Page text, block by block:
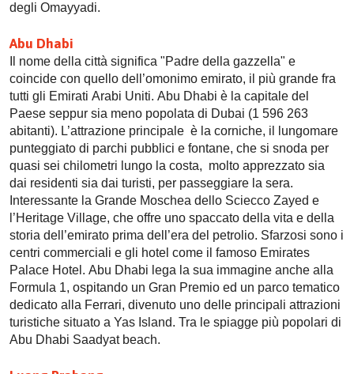
degli Omayyadi.
Abu Dhabi
Il nome della città significa "Padre della gazzella" e
coincide con quello dell’omonimo emirato, il più grande fra
tutti gli Emirati Arabi Uniti. Abu Dhabi è la capitale del
Paese seppur sia meno popolata di Dubai (1 596 263
abitanti). L’attrazione principale è la corniche, il lungomare
punteggiato di parchi pubblici e fontane, che si snoda per
quasi sei chilometri lungo la costa, molto apprezzato sia
dai residenti sia dai turisti, per passeggiare la sera.
Interessante la Grande Moschea dello Sciecco Zayed e
l’Heritage Village, che offre uno spaccato della vita e della
storia dell’emirato prima dell’era del petrolio. Sfarzosi sono i
centri commerciali e gli hotel come il famoso Emirates
Palace Hotel. Abu Dhabi lega la sua immagine anche alla
Formula 1, ospitando un Gran Premio ed un parco tematico
dedicato alla Ferrari, divenuto uno delle principali attrazioni
turistiche situato a Yas Island. Tra le spiagge più popolari di
Abu Dhabi Saadyat beach.